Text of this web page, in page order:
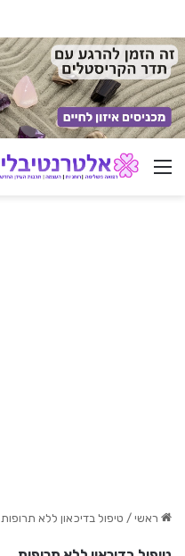
ניווט באתר
ראשי / טיפול בדיכאון ללא תרופות